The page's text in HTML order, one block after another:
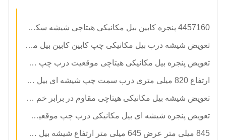
4457160 پنجره کابین بیل مکانیکی هیتاچی شیشه سکوریت شده جلوی رو به بالا موقعیت A با آب بندی
تعویض شیشه درب بیل مکانیکی چپ کابین کابین بیل مکانیکی هیتاچی
تعویض پنجره بیل مکانیکی هیتاچی موقعیت درب چپ NO.2
ارتفاع 820 میلی متری درب سمت چپ شیشه ای بیل مکانیکی هیتاچی موقعیت پایین شماره 3
تعویض شیشه بیل مکانیکی هیتاچی مقاوم در برابر خم شدن پنجره حفار جلو پایین
تعویض پنجره شیشه ای بیل مکانیکی درب چپ موقعیت NO.4 عقب
845 میلی متر عرض 645 میلی متر ارتفاع شیشه بیل مکانیکی هیتاچی با استحکام بالا سمت عقب NO.5